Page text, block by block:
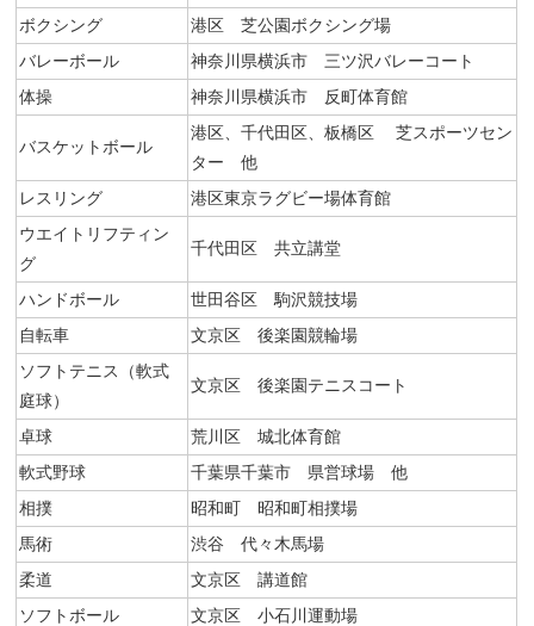
ボクシング
港区 芝公園ボクシング場
バレーボール
神奈川県横浜市 三ツ沢バレーコート
体操
神奈川県横浜市 反町体育館
バスケットボール
港区、千代田区、板橋区 芝スポーツセン
ター 他
レスリング
港区東京ラグビー場体育館
ウエイトリフティン
グ
千代田区 共立講堂
ハンドボール
世田谷区 駒沢競技場
自転車
文京区 後楽園競輪場
ソフトテニス（軟式
庭球）
文京区 後楽園テニスコート
卓球
荒川区 城北体育館
軟式野球
千葉県千葉市 県営球場 他
相撲
昭和町 昭和町相撲場
馬術
渋谷 代々木馬場
柔道
文京区 講道館
ソフトボール
文京区 小石川運動場